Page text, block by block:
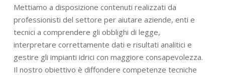
Mettiamo a disposizione contenuti realizzati da
professionisti del settore per aiutare aziende, enti e
tecnici a comprendere gli obblighi di legge,
interpretare correttamente dati e risultati analitici e
gestire gli impianti idrici con maggiore consapevolezza.
Il nostro obiettivo è diffondere competenze tecniche